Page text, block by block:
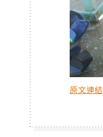
原文連結